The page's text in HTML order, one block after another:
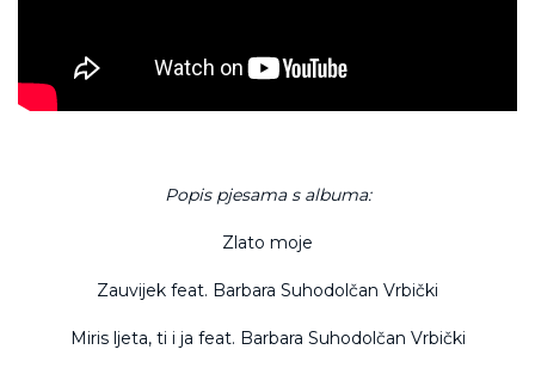
Popis pjesama s albuma:
Zlato moje
Zauvijek feat. Barbara Suhodolčan Vrbički
Miris ljeta, ti i ja feat. Barbara Suhodolčan Vrbički